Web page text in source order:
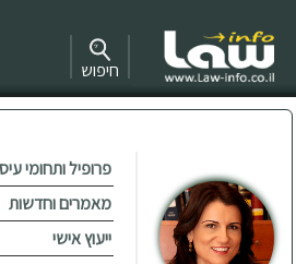
חיפוש
פרופיל ותחומי
מאמרים וחדשות
ייעוץ אישי